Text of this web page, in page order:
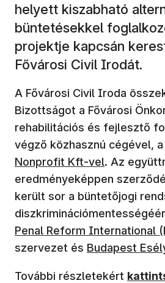
helyett kiszabható
büntetésekkel
projektje kapcsán
Fővárosi Civil Irodát.
A Fővárosi Civil Iroda
Bizottságot a Fővárosi
rehabilitációs és fejlesztő
végző közhasznú cégével, a
Nonprofit Kft-vel. Az
eredményeképpen
került sor a büntetőjogi
Penal Reform International
szervezet és (új ablakban
Budapest
További részletekért (új